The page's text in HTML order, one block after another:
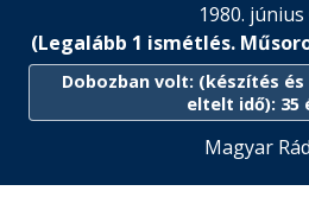
1980. június
(Legalább 1 ismétlés.
Dobozban volt: (készítés
eltelt idő): 35
Magyar